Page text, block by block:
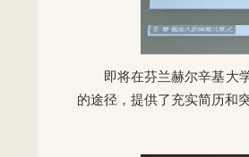
即将在芬兰赫尔辛基大
的途径，提供了充实简历和